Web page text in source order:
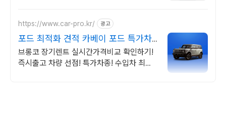
https://www.car-pro.kr/ 광고
포드 최적화 견적 카베이 포드 특가차
량 무료견적
브롱코 장기렌트 실시간가격비교 확인하기!
즉시출고 차량 선점! 특가차종! 수입차 최대